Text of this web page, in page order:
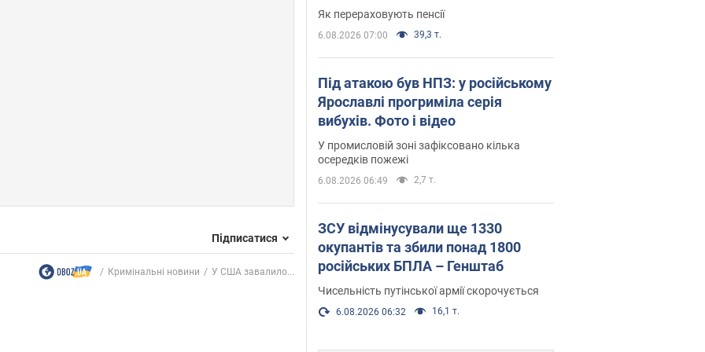
Підписатися
Кримінальні новини У США завалило...
Як перераховують пенсії
6.08.2026 07:00 39,3 т.
Під атакою був НПЗ: у російському
Ярославлі прогриміла серія
вибухів. Фото і відео
У промисловій зоні зафіксовано кілька
осередків пожежі
6.08.2026 06:49 2,7 т.
ЗСУ відмінусували ще 1330
окупантів та збили понад 1800
російських БПЛА – Генштаб
Чисельність путінської армії скорочується
6.08.2026 06:32 16,1 т.